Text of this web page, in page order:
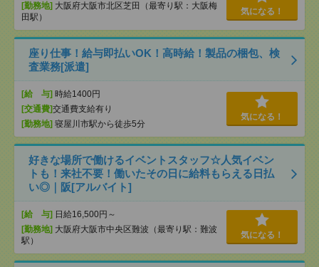
[勤務地] 大阪府大阪市北区芝田（最寄り駅：大阪梅
田駅）
気になる！
座り仕事！給与即払いOK！高時給！製品の梱包、検
査業務[派遣]
[給 与] 時給1400円
[交通費]交通費支給有り
[勤務地] 寝屋川市駅から徒歩5分
気になる！
好きな場所で働けるイベントスタッフ☆人気イベン
トも！来社不要！働いたその日に給料もらえる日払
い◎｜阪[アルバイト]
[給 与] 日給16,500円～
[勤務地] 大阪府大阪市中央区難波（最寄り駅：難波
駅）
気になる！